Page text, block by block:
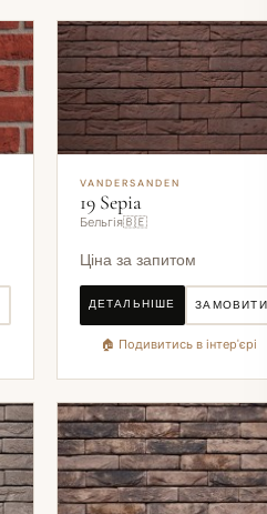
VANDERSANDEN
19 Sepia
Бельгія🇧🇪
Ціна за запитом
ДЕТАЛЬНІШЕ ЗАМОВИТИ
🏠 Подивитись в інтер'єрі